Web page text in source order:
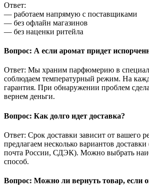
Ответ:
— работаем напрямую с поставщиками
— без офлайн магазинов
— без наценки ритейла
Вопрос: А если аромат придет
Ответ: Мы храним парфюмерию в
соблюдаем температурный режим. На
гарантия. При обнаружении проблем
вернем деньги.
Вопрос: Как долго идет доставка?
Ответ: Срок доставки зависит от вашего
предлагаем несколько вариантов
почта России, СДЭК). Можно выбрать
способ.
Вопрос: Можно ли вернуть товар, если